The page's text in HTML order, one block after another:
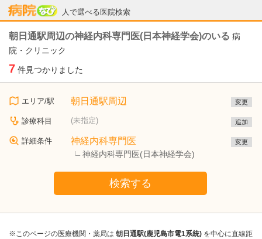
人で選べる医院検索
病院なび
朝日通駅周辺の神経内科専門医(日本神経学会)のいる 病
院・クリニック
7 件見つかりました
エリア/駅 朝日通駅周辺 変更
診療科目 (未指定) 追加
詳細条件 神経内科専門医
神経内科専門医(日本神経学会)
変更
検索する
※このページの医療機関・薬局は 朝日通駅(鹿児島市電1系統) を中心に直線距